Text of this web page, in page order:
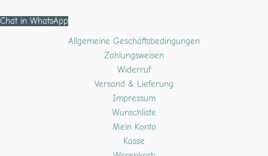
Chat in WhatsApp
Allgemeine Geschäftsbedingungen
Zahlungsweisen
Widerruf
Versand & Lieferung
Impressum
Wunschliste
Mein Konto
Kasse